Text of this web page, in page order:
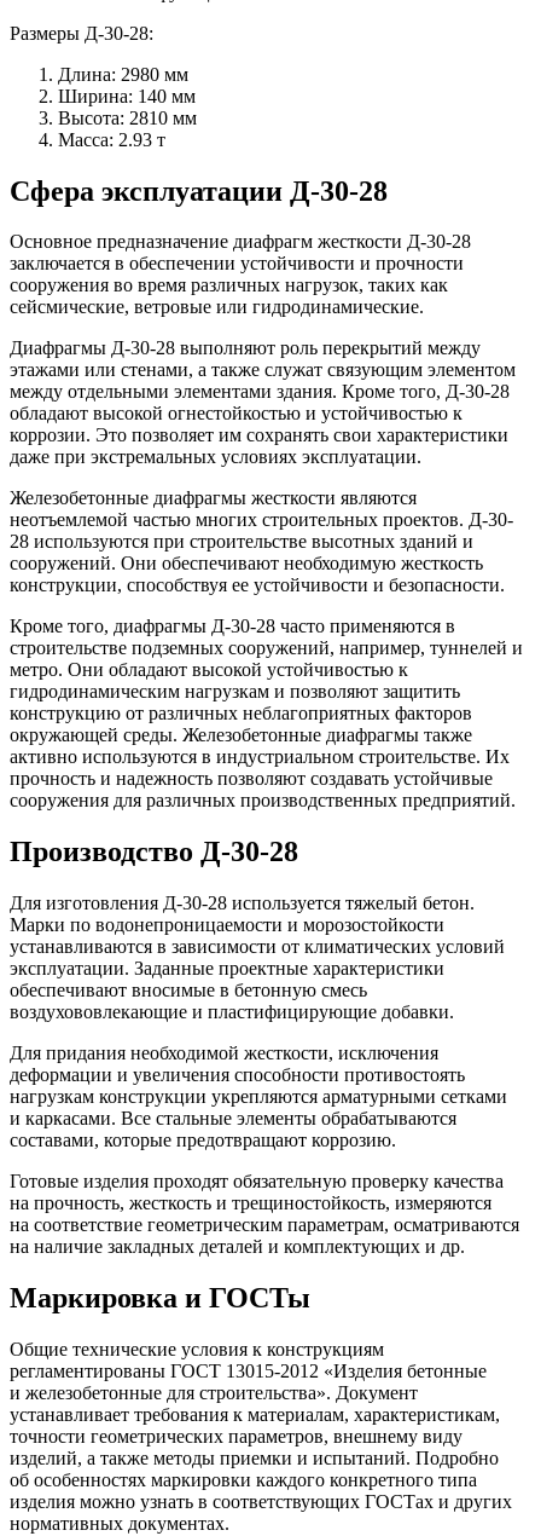
Размеры Д-30-28:
Длина: 2980 мм
Ширина: 140 мм
Высота: 2810 мм
Масса: 2.93 т
Сфера эксплуатации Д-30-28
Основное предназначение диафрагм жесткости Д-30-28
заключается в обеспечении устойчивости и прочности
сооружения во время различных нагрузок, таких как
сейсмические, ветровые или гидродинамические.
Диафрагмы Д-30-28 выполняют роль перекрытий между
этажами или стенами, а также служат связующим элементом
между отдельными элементами здания. Кроме того, Д-30-28
обладают высокой огнестойкостью и устойчивостью к
коррозии. Это позволяет им сохранять свои характеристики
даже при экстремальных условиях эксплуатации.
Железобетонные диафрагмы жесткости являются
неотъемлемой частью многих строительных проектов. Д-30-
28 используются при строительстве высотных зданий и
сооружений. Они обеспечивают необходимую жесткость
конструкции, способствуя ее устойчивости и безопасности.
Кроме того, диафрагмы Д-30-28 часто применяются в
строительстве подземных сооружений, например, туннелей и
метро. Они обладают высокой устойчивостью к
гидродинамическим нагрузкам и позволяют защитить
конструкцию от различных неблагоприятных факторов
окружающей среды. Железобетонные диафрагмы также
активно используются в индустриальном строительстве. Их
прочность и надежность позволяют создавать устойчивые
сооружения для различных производственных предприятий.
Производство Д-30-28
Для изготовления Д-30-28 используется тяжелый бетон.
Марки по водонепроницаемости и морозостойкости
устанавливаются в зависимости от климатических условий
эксплуатации. Заданные проектные характеристики
обеспечивают вносимые в бетонную смесь
воздухововлекающие и пластифицирующие добавки.
Для придания необходимой жесткости, исключения
деформации и увеличения способности противостоять
нагрузкам конструкции укрепляются арматурными сетками
и каркасами. Все стальные элементы обрабатываются
составами, которые предотвращают коррозию.
Готовые изделия проходят обязательную проверку качества
на прочность, жесткость и трещиностойкость, измеряются
на соответствие геометрическим параметрам, осматриваются
на наличие закладных деталей и комплектующих и др.
Маркировка и ГОСТы
Общие технические условия к конструкциям
регламентированы ГОСТ 13015-2012 «Изделия бетонные
и железобетонные для строительства». Документ
устанавливает требования к материалам, характеристикам,
точности геометрических параметров, внешнему виду
изделий, а также методы приемки и испытаний. Подробно
об особенностях маркировки каждого конкретного типа
изделия можно узнать в соответствующих ГОСТах и других
нормативных документах.